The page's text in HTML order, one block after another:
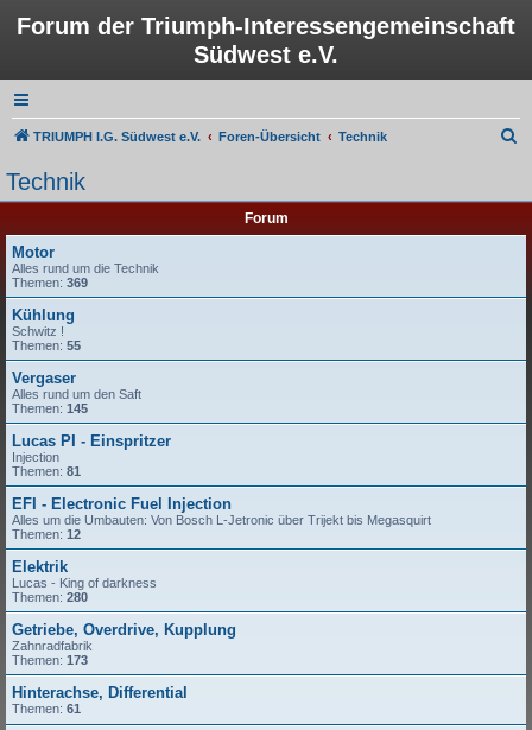
Forum der Triumph-Interessengemeinschaft
Südwest e.V.
TRIUMPH I.G. Südwest e.V. Foren-Übersicht Technik
Technik
Forum
Motor
Alles rund um die Technik
Themen: 369
Kühlung
Schwitz !
Themen: 55
Vergaser
Alles rund um den Saft
Themen: 145
Lucas PI - Einspritzer
Injection
Themen: 81
EFI - Electronic Fuel Injection
Alles um die Umbauten: Von Bosch L-Jetronic über Trijekt bis Megasquirt
Themen: 12
Elektrik
Lucas - King of darkness
Themen: 280
Getriebe, Overdrive, Kupplung
Zahnradfabrik
Themen: 173
Hinterachse, Differential
Themen: 61